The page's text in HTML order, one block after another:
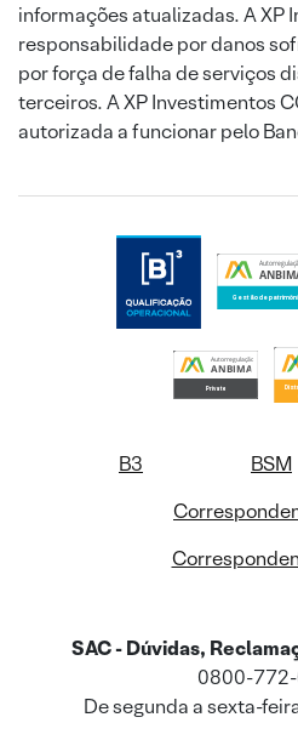
informações atualizadas. A XP
responsabilidade por danos
por força de falha de serviços
terceiros. A XP Investimentos
autorizada a funcionar pelo
B3 BSM
SAC - Dúvidas,
0800-
De segunda a sexta-